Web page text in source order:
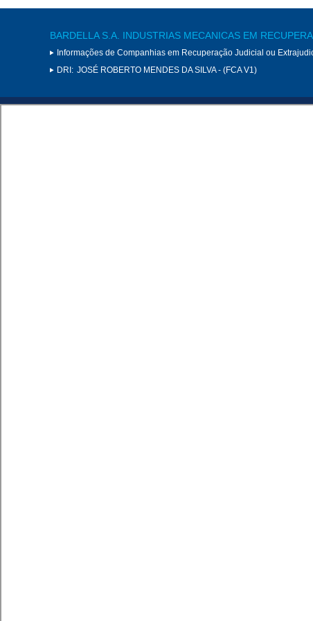
BARDELLA S.A. INDUSTRIAS MECANICAS EM
Informações de Companhias em Recuperação Judicial ou
DRI: JOSÉ ROBERTO MENDES DA SILVA - (FCA V1)